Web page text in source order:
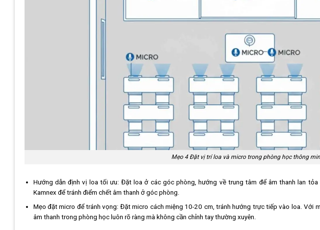
Mẹo 4 Đặt vị trí loa và micro trong phòng học thông
Hướng dẫn định vị loa tối ưu: Đặt loa ở các góc phòng, hướng về trung tâm để âm thanh lan
Kamnex để tránh điểm chết âm thanh ở góc phòng.
Mẹo đặt micro để tránh vọng: Đặt micro cách miệng 10-20 cm, tránh hướng trực tiếp vào loa. Với
âm thanh trong phòng học luôn rõ ràng mà không cần chỉnh tay thường xuyên.